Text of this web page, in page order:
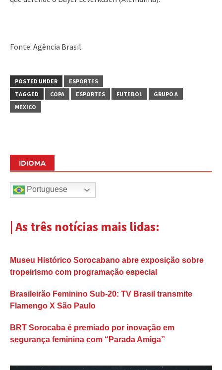
Fonte: Agência Brasil.
POSTED UNDER
ESPORTES
TAGGED
COPA ESPORTES FUTEBOL
GRUPO A
MEXICO
IDIOMA
Portuguese
| As três notícias mais lidas:
Museu Histórico Sorocabano abre exposição sobre
tropeirismo com programação especial
Brasileirão Feminino Sub-20: TV Brasil transmite
Flamengo X São Paulo
BRT Sorocaba é premiado por inovação em
segurança feminina com “Parada Amiga”